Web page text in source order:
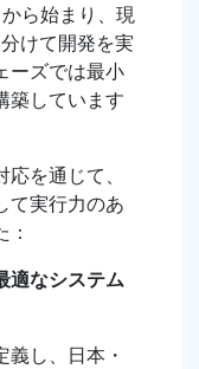
ら始まり、現
けて開発を実
ーズでは最小
築しています
を通じて、
て実行力のあ
適なシステム
義し、日本・